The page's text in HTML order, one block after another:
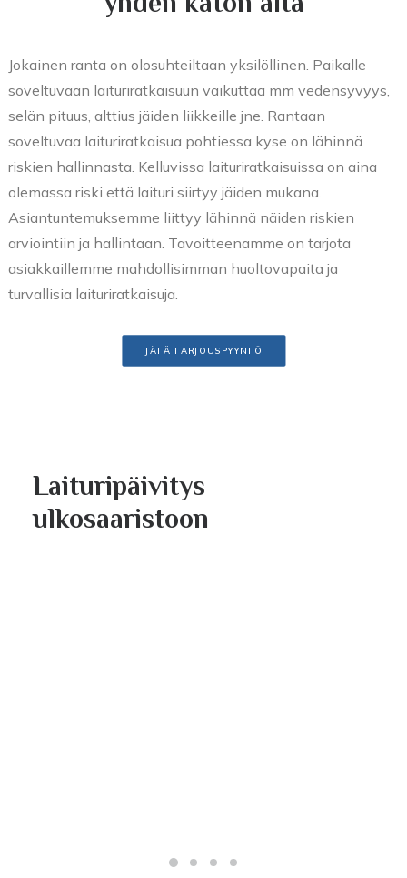
Jokainen ranta on olosuhteiltaan yksilöllinen. Paikalle
soveltuvaan laituriratkaisuun vaikuttaa mm vedensyvyys,
selän pituus, alttius jäiden liikkeille jne. Rantaan
soveltuvaa laituriratkaisua pohtiessa kyse on lähinnä
riskien hallinnasta. Kelluvissa laituriratkaisuissa on aina
olemassa riski että laituri siirtyy jäiden mukana.
Asiantuntemuksemme liittyy lähinnä näiden riskien
arviointiin ja hallintaan. Tavoitteenamme on tarjota
asiakkaillemme mahdollisimman huoltovapaita ja
turvallisia laituriratkaisuja.
JÄTÄ TARJOUSPYYNTÖ
Laituripäivitys
ulkosaaristoon